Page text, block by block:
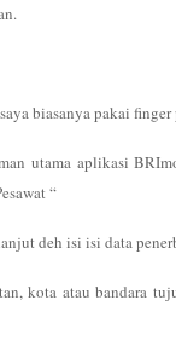
biasanya pakai
utama aplikasi
“
deh isi isi data
kota atau bandara